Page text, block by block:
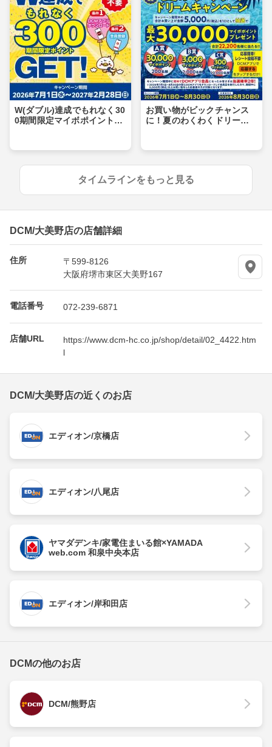
W(ダブル)達成でもれなく30
0期間限定マイボポイントG
お買い物がビックチャンス
に！夏のわくわくドリーム
タイムラインをもっと見る
DCM/大美野店の店舗詳細
住所
〒599-8126
大阪府堺市東区大美野167
電話番号 072-239-6871
店舗URL
https://www.dcm-hc.co.jp/shop/detail/02_4422.htm
l
DCM/大美野店の近くのお店
エディオン/京橋店
エディオン/八尾店
ヤマダデンキ/家電住まいる館×YAMADA
web.com 和泉中央本店
エディオン/岸和田店
DCMの他のお店
DCM/熊野店